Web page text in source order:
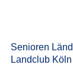
Senioren
Landclub Köln